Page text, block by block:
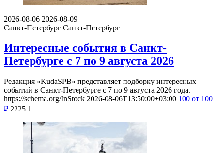
2026-08-06 2026-08-09
Санкт-Петербург Санкт-Петербург
Интересные события в Санкт-
Петербурге с 7 по 9 августа 2026
Редакция «KudaSPB» представляет подборку интересных
событий в Санкт-Петербурге с 7 по 9 августа 2026 года.
https://schema.org/InStock 2026-08-06T13:50:00+03:00 100 от 100
₽ 2225 1